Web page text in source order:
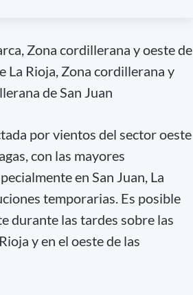
Zona cordillerana y oeste de
La Rioja, Zona cordillerana y
de San Juan
por vientos del sector oeste
con las mayores
en San Juan, La
temporarias. Es posible
durante las tardes sobre las
y en el oeste de las